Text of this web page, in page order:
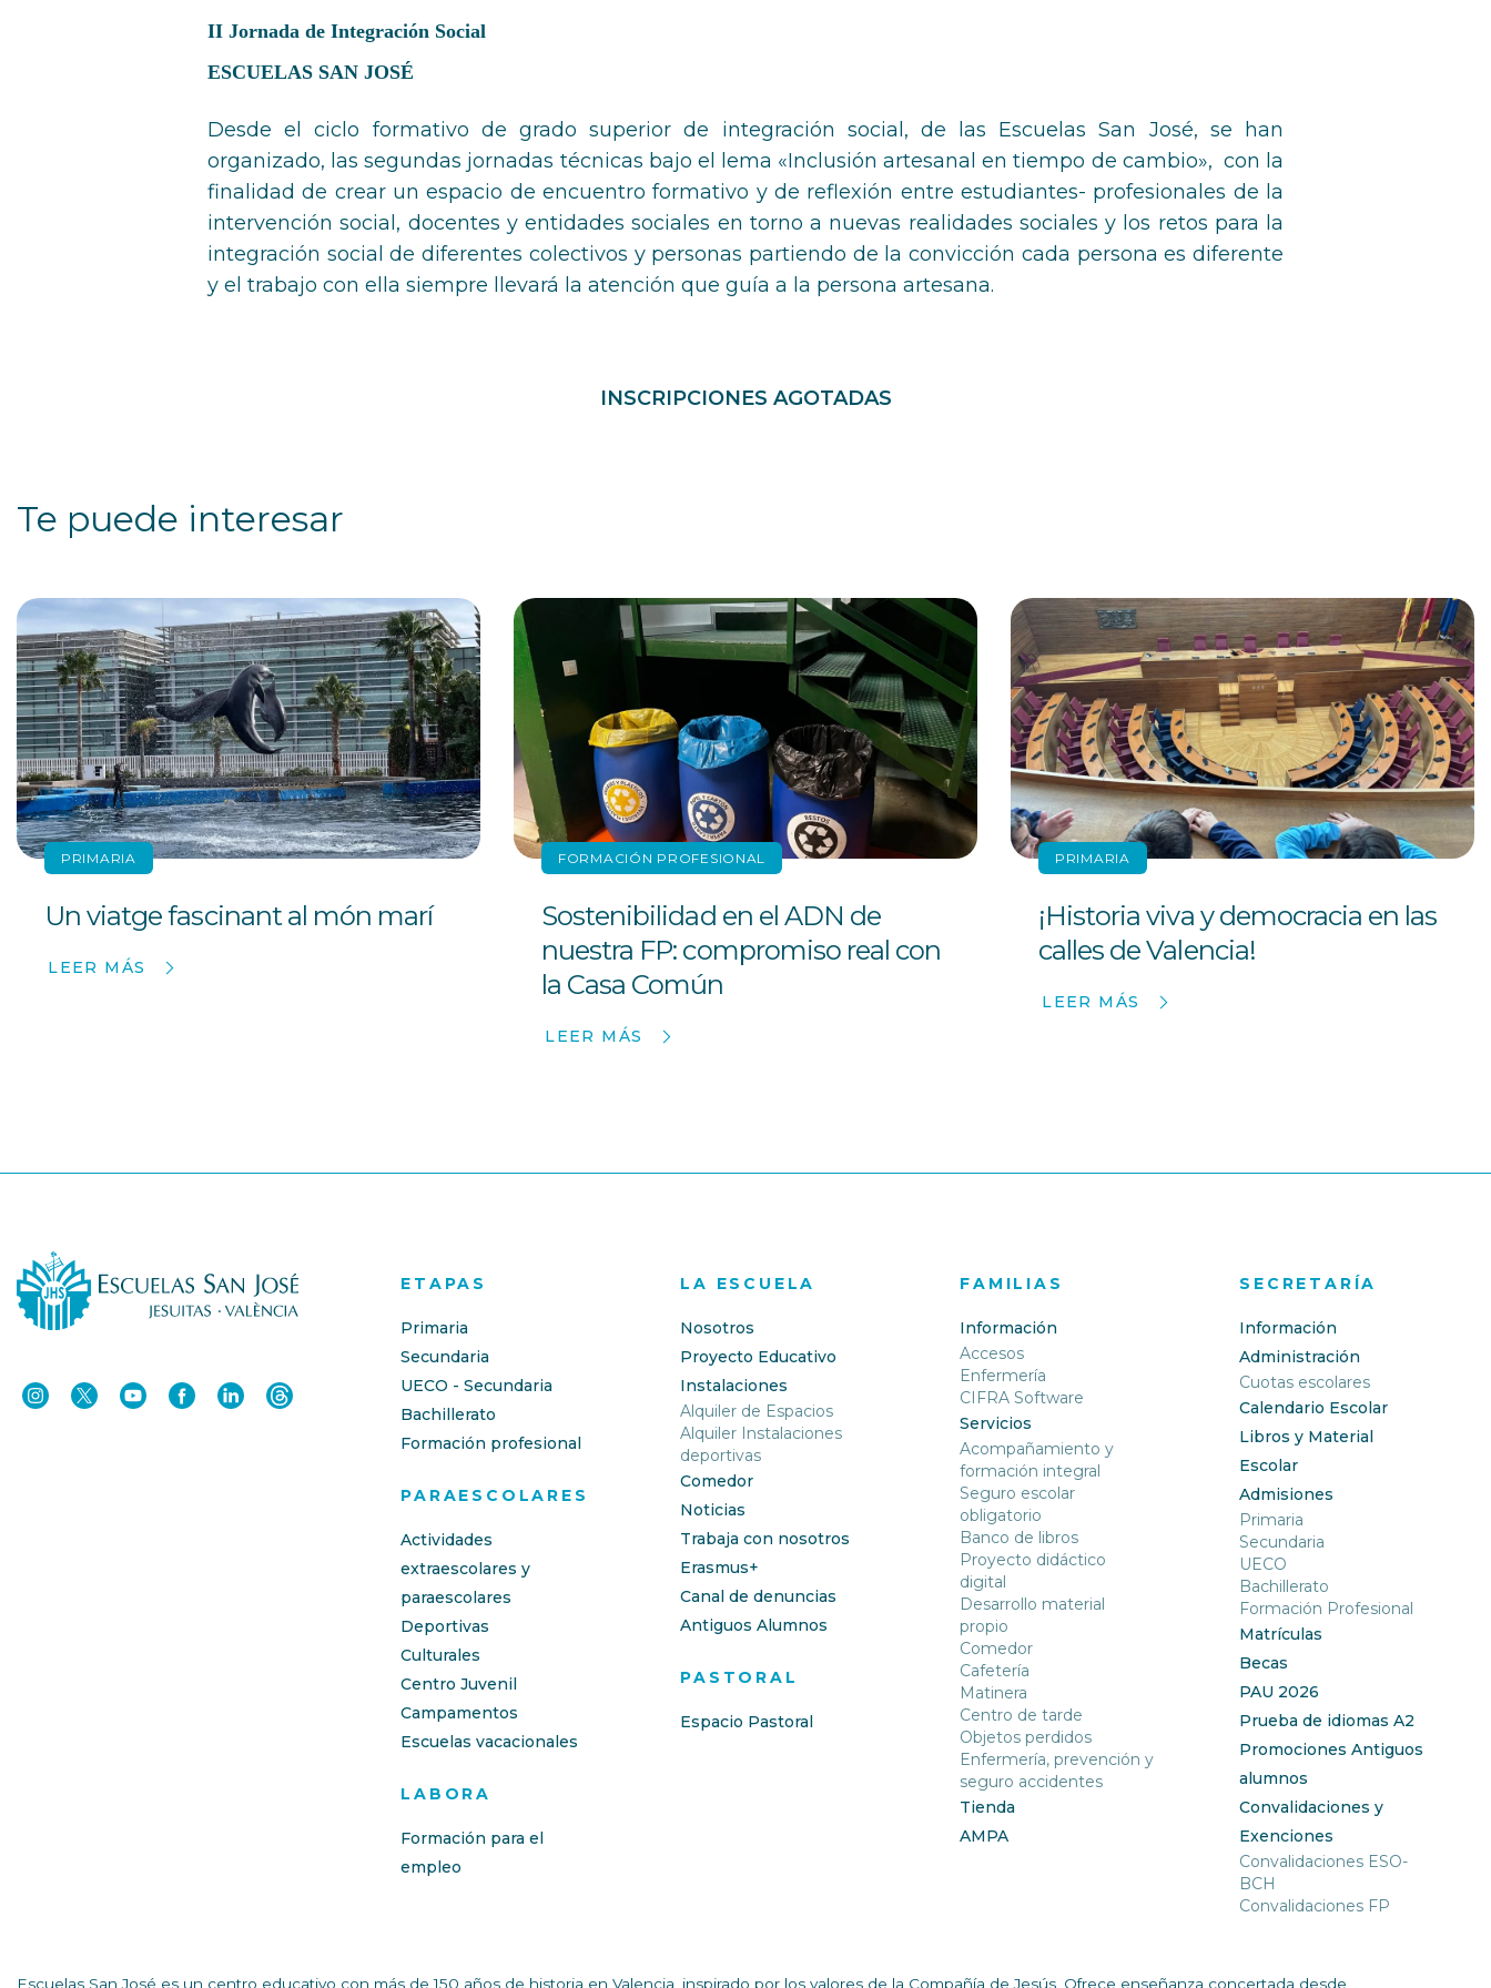
II Jornada de Integración Social
ESCUELAS SAN JOSÉ
Desde el ciclo formativo de grado superior de integración social, de las Escuelas San José, se han
organizado, las segundas jornadas técnicas bajo el lema «Inclusión artesanal en tiempo de cambio», con la
finalidad de crear un espacio de encuentro formativo y de reflexión entre estudiantes- profesionales de la
intervención social, docentes y entidades sociales en torno a nuevas realidades sociales y los retos para la
integración social de diferentes colectivos y personas partiendo de la convicción cada persona es diferente
y el trabajo con ella siempre llevará la atención que guía a la persona artesana.
INSCRIPCIONES AGOTADAS
Te puede interesar
PRIMARIA
Un viatge fascinant al món marí
LEER MÁS
FORMACIÓN PROFESIONAL
Sostenibilidad en el ADN de
nuestra FP: compromiso real con
la Casa Común
LEER MÁS
PRIMARIA
¡Historia viva y democracia en las
calles de Valencia!
LEER MÁS
ETAPAS
Primaria
Secundaria
UECO - Secundaria
Bachillerato
Formación profesional
PARAESCOLARES
Actividades
extraescolares y
paraescolares
Deportivas
Culturales
Centro Juvenil
Campamentos
Escuelas vacacionales
LABORA
Formación para el
empleo
LA ESCUELA
Nosotros
Proyecto Educativo
Instalaciones
Alquiler de Espacios
Alquiler Instalaciones
deportivas
Comedor
Noticias
Trabaja con nosotros
Erasmus+
Canal de denuncias
Antiguos Alumnos
PASTORAL
Espacio Pastoral
FAMILIAS
Información
Accesos
Enfermería
CIFRA Software
Servicios
Acompañamiento y
formación integral
Seguro escolar
obligatorio
Banco de libros
Proyecto didáctico
digital
Desarrollo material
propio
Comedor
Cafetería
Matinera
Centro de tarde
Objetos perdidos
Enfermería, prevención y
seguro accidentes
Tienda
AMPA
SECRETARÍA
Información
Administración
Cuotas escolares
Calendario Escolar
Libros y Material
Escolar
Admisiones
Primaria
Secundaria
UECO
Bachillerato
Formación Profesional
Matrículas
Becas
PAU 2026
Prueba de idiomas A2
Promociones Antiguos
alumnos
Convalidaciones y
Exenciones
Convalidaciones ESO-
BCH
Convalidaciones FP
Escuelas San José es un centro educativo con más de 150 años de historia en Valencia, inspirado por los valores de la Compañía de Jesús. Ofrece enseñanza concertada desde